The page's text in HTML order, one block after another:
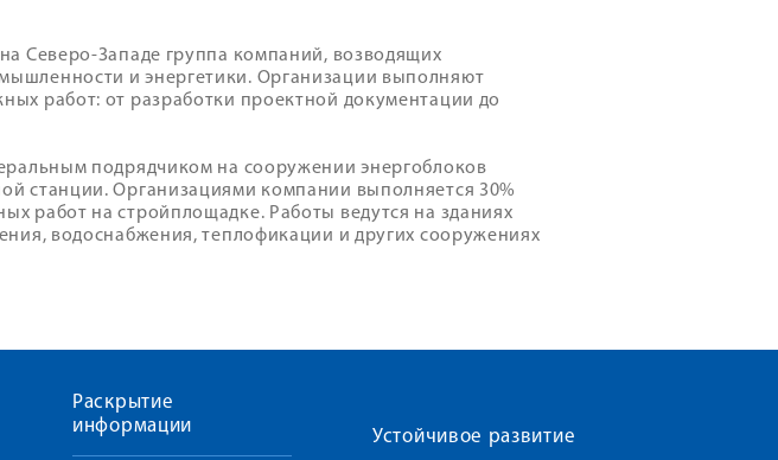
Северо-Западе группа компаний, возводящих
и энергетики. Организации выполняют
работ: от разработки проектной документации до
подрядчиком на сооружении энергоблоков
станции. Организациями компании выполняется 30%
работ на стройплощадке. Работы ведутся на зданиях
водоснабжения, теплофикации и других сооружениях
Раскрытие
информации
Устойчивое развитие